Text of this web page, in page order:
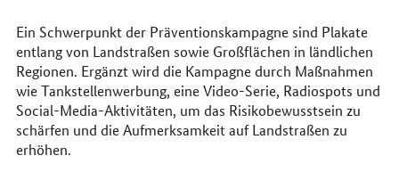
Ein Schwerpunkt der Präventionskampagne sind Plakate
entlang von Landstraßen sowie Großflächen in ländlichen
Regionen. Ergänzt wird die Kampagne durch Maßnahmen
wie Tankstellenwerbung, eine Video-Serie, Radiospots und
Social-Media-Aktivitäten, um das Risikobewusstsein zu
schärfen und die Aufmerksamkeit auf Landstraßen zu
erhöhen.